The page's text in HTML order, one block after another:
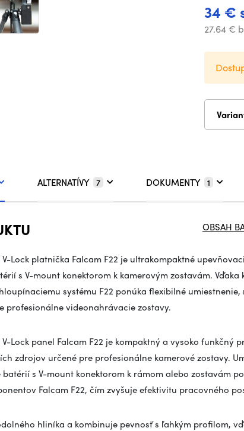
34 €
27.64 €
ALTERNATÍVY 7 DOKUMENTY 1
OBSAH
Lock platnička Falcam F22 je ultrakompaktné
s V-mount konektorom k kamerovým zostavám. Vďaka
systému F22 ponúka flexibilné
profesionálne videonahrávacie zostavy.
Lock panel Falcam F22 je kompaktný a vysoko funkčný
zdrojov určené pre profesionálne kamerové zostavy.
s V-mount konektorom k rámom alebo zostavám
Falcam F22, čím zvyšuje efektivitu pracovného
hliníka a kombinuje pevnosť s ľahkým profilom,